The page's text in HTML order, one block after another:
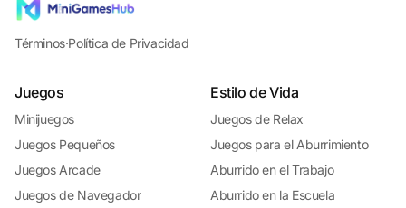
Términos·Política de Privacidad
Juegos
Minijuegos
Juegos Pequeños
Juegos Arcade
Juegos de Navegador
Estilo de Vida
Juegos de Relax
Juegos para el Aburrimiento
Aburrido en el Trabajo
Aburrido en la Escuela